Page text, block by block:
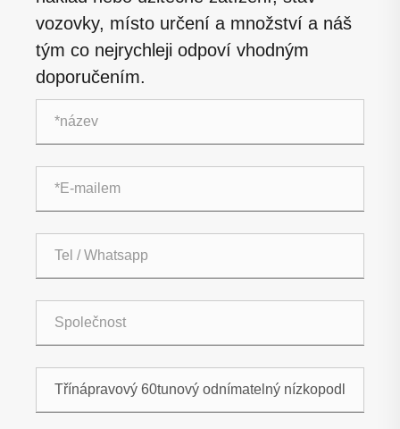
vozovky, místo určení a množství a náš
tým co nejrychleji odpoví vhodným
doporučením.